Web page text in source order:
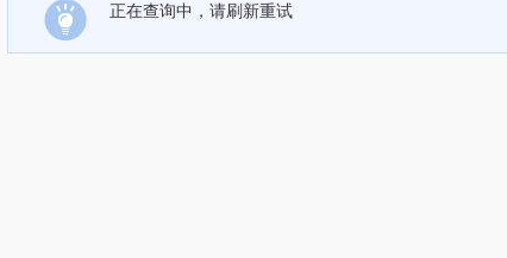
正在查询中，请刷新重试